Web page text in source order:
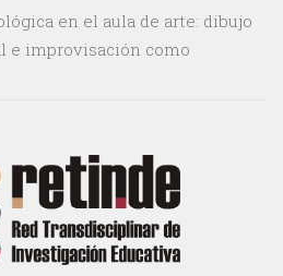
en el aula de arte: dibujo
e improvisación como